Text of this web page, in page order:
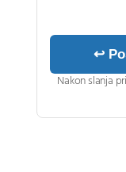
↩
Nakon slanja